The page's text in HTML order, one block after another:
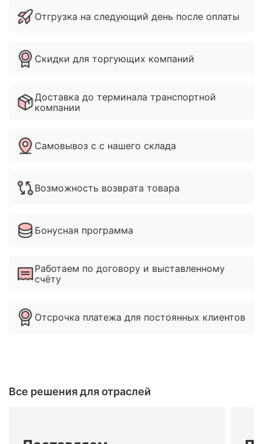
Отгрузка на следующий день после оплаты
Скидки для торгующих компаний
Доставка до терминала транспортной
компании
Самовывоз с с нашего склада
Возможность возврата товара
Бонусная программа
Работаем по договору и выставленному
счёту
Отсрочка платежа для постоянных клиентов
Все решения для отраслей